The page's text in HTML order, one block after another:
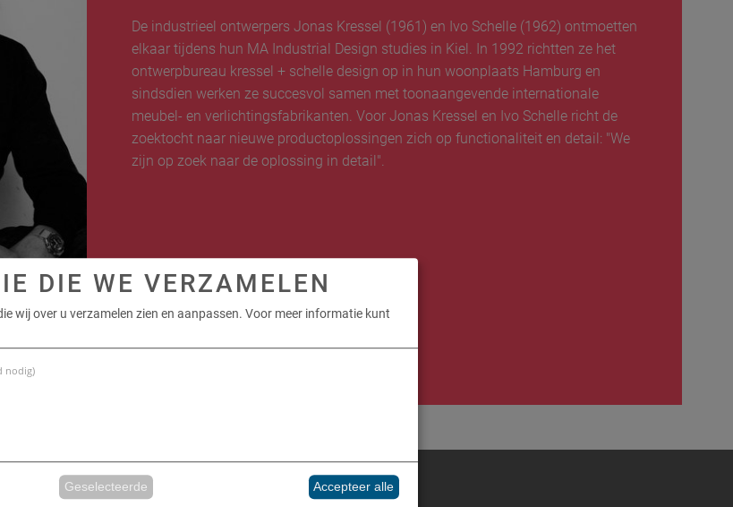
De industrieel ontwerpers Jonas Kressel (1961) en Ivo Schelle (1962) ontmoetten
elkaar tijdens hun MA Industrial Design studies in Kiel. In 1992 richtten ze het
ontwerpbureau kressel + schelle design op in hun woonplaats Hamburg en
sindsdien werken ze succesvol samen met toonaangevende internationale
meubel- en verlichtingsfabrikanten. Voor Jonas Kressel en Ivo Schelle richt de
zoektocht naar nieuwe productoplossingen zich op functionaliteit en detail: "We
zijn op zoek naar de oplossing in detail".
DIE WE VERZAMELEN
wij over u verzamelen zien en aanpassen. Voor meer informatie kunt
nodig)
Geselecteerde Accepteer alle